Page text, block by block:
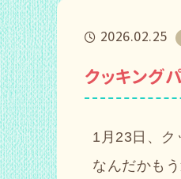
2026.02.25
クッキング
1月23日、ク
なんだかも